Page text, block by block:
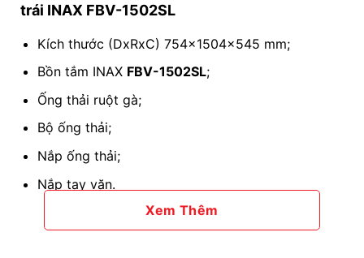
trái INAX FBV-1502SL
Kích thước (DxRxC) 754x1504x545 mm;
Bồn tắm INAX FBV-1502SL;
Ống thải ruột gà;
Bộ ống thải;
Nắp ống thải;
Nắp tay vặn.
Xem Thêm